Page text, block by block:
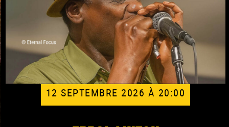
12 SEPTEMBRE 2026 À 20:00